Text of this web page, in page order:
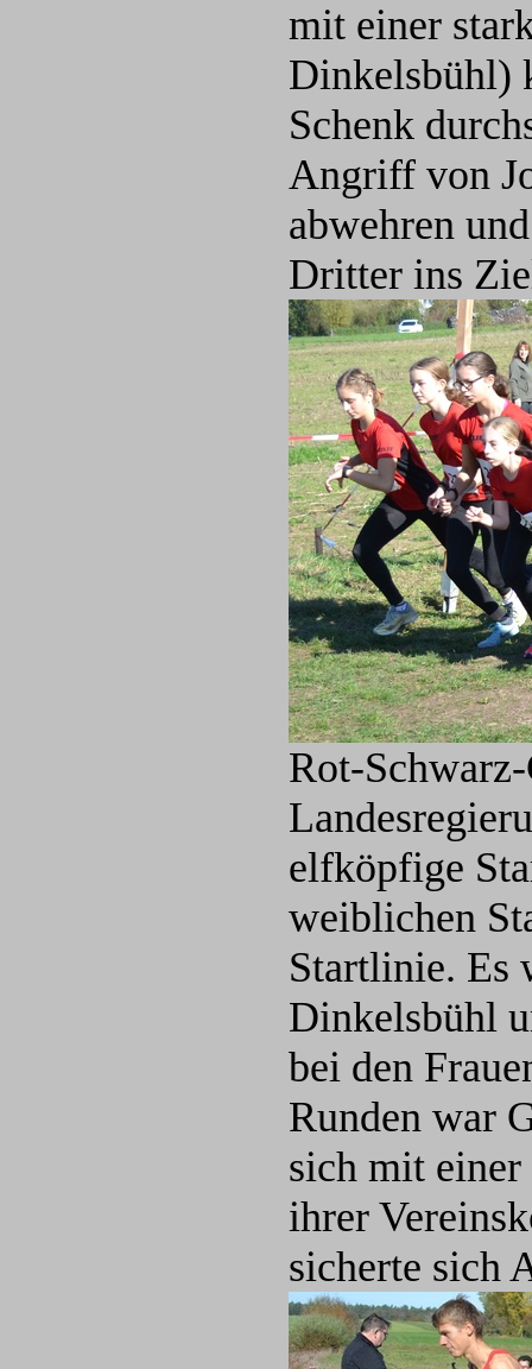
mit einer
Dinkelsbühl)
Schenk
Angriff von
abwehren
Dritter ins
Rot-
elfköpfige
weiblichen
Startlinie. Es
Dinkelsbühl
bei den
Runden war
sich mit einer
ihrer
sicherte sich